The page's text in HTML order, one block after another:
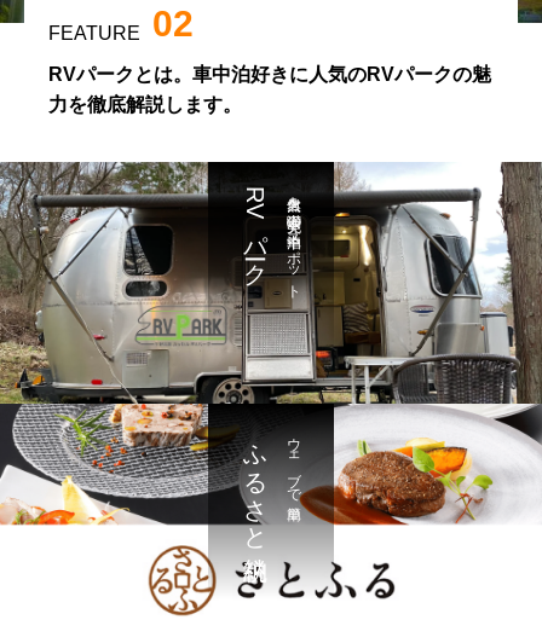
FEATURE 02
RVパークとは。車中泊好きに人気のRVパークの魅
力を徹底解説します。
大自然を満喫 充実の車中泊スポット
RVパーク
ウェブで簡単
ふるさと納税